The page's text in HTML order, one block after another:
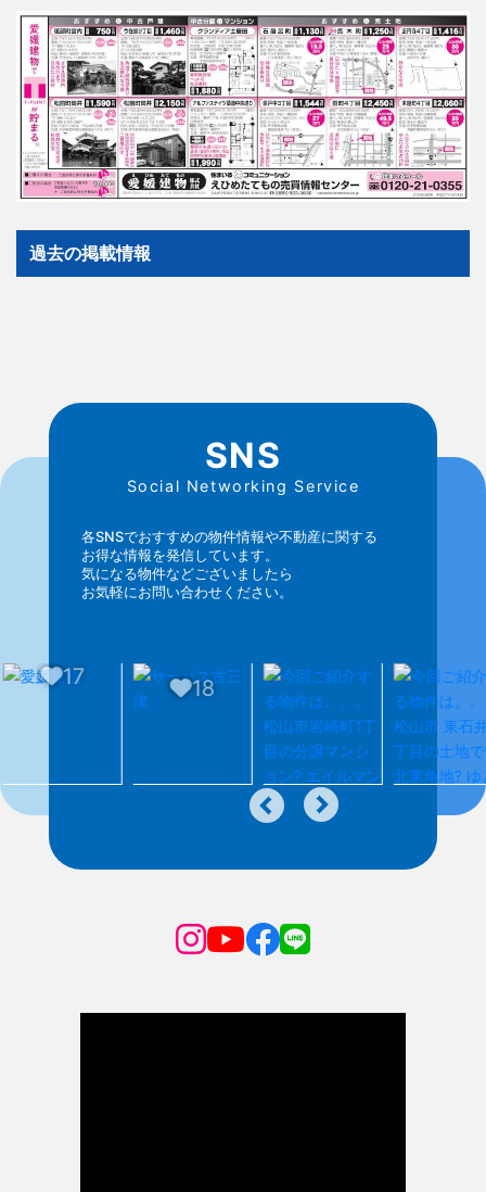
過去の掲載情報
18
SNS
Social Networking Service
各SNSでおすすめの物件情報や不動産に関する
お得な情報を発信しています。
気になる物件などございましたら
お気軽にお問い合わせください。